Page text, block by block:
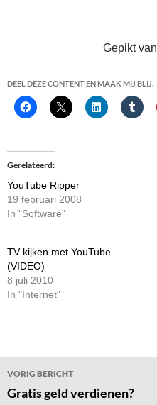
Gepikt van
DEEL DEZE CONTENT EN MAAK MIJ BLIJ.
Gerelateerd
YouTube Ripper
19 februari 2008
In "Software"
TV kijken met YouTube
(VIDEO)
8 juli 2010
In "Internet"
Bericht
navigatie
VORIG BERICHT
Gratis geld verdienen?